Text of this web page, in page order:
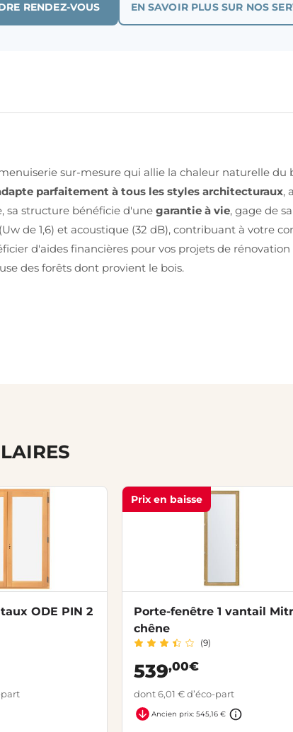
RENDEZ-VOUS EN SAVOIR PLUS SUR NOS
sur-mesure qui allie la chaleur naturelle du
parfaitement à tous les styles architecturaux,
sa structure bénéficie d'une garantie à vie, gage de
de 1,6) et acoustique (32 dB), contribuant à votre
d'aides financières pour vos projets de
des forêts dont provient le bois.
ODE PIN 2
part
Prix en baisse
Porte-fenêtre 1 vantail
chêne
(9)
539,00€
dont 6,01 € d’éco-part
Ancien prix: 545,16 €